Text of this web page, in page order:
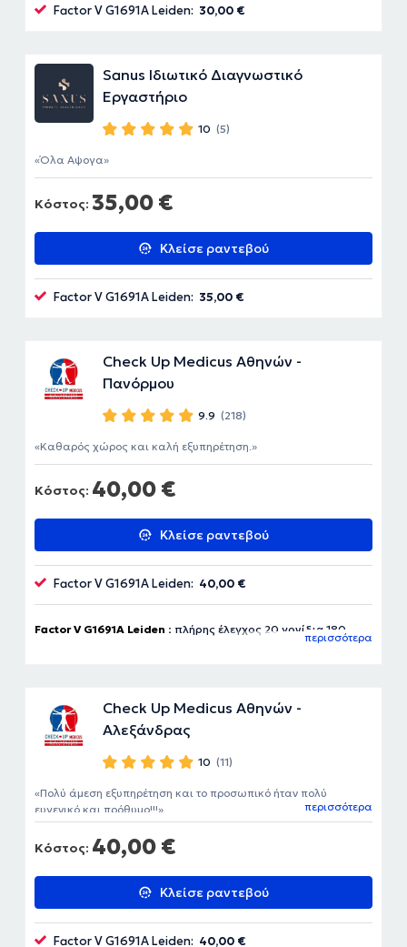
Factor V G1691A Leiden: 30,00 €
Sanus Ιδιωτικό Διαγνωστικό
Εργαστήριο
10 (5)
Κόστος: 35,00 €
Κλείσε ραντεβού
Όλα Αψογα
Factor V G1691A Leiden: 35,00 €
Check Up Medicus Αθηνών -
Πανόρμου
9.9 (218)
Κόστος: 40,00 €
Κλείσε ραντεβού
Καθαρός χώρος και καλή εξυπηρέτηση.
Factor V G1691A Leiden: 40,00 €
Factor V G1691A Leiden : πλήρης έλεγχος 20 γονίδια 180
περισσότερα
Check Up Medicus Αθηνών -
Αλεξάνδρας
10 (11)
Κόστος: 40,00 €
Κλείσε ραντεβού
Πολύ άμεση εξυπηρέτηση και το προσωπικό ήταν πολύ
ευγενικό και πρόθυμο!!!
περισσότερα
Factor V G1691A Leiden: 40,00 €